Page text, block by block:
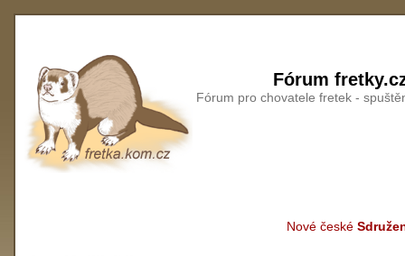
Fórum
Fórum pro chovatele fretek -
Nové české